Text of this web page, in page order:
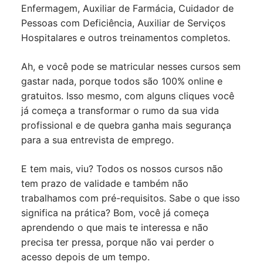
Enfermagem, Auxiliar de Farmácia, Cuidador de
Pessoas com Deficiência, Auxiliar de Serviços
Hospitalares e outros treinamentos completos.
Ah, e você pode se matricular nesses cursos sem
gastar nada, porque todos são 100% online e
gratuitos. Isso mesmo, com alguns cliques você
já começa a transformar o rumo da sua vida
profissional e de quebra ganha mais segurança
para a sua entrevista de emprego.
E tem mais, viu? Todos os nossos cursos não
tem prazo de validade e também não
trabalhamos com pré-requisitos. Sabe o que isso
significa na prática? Bom, você já começa
aprendendo o que mais te interessa e não
precisa ter pressa, porque não vai perder o
acesso depois de um tempo.